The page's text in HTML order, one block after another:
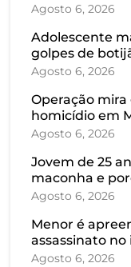
Agosto 6, 2026
Adolescente
golpes de
Agosto 6, 2026
Operação
homicídio em
Agosto 6, 2026
Jovem de 25
maconha e
Agosto 6, 2026
Menor é
assassinato
Agosto 6, 2026